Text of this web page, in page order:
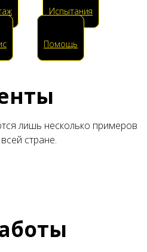
Испытания
Помощь
лишь несколько примеров
стране.